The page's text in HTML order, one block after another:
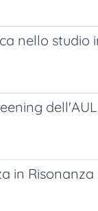
nello studio
in